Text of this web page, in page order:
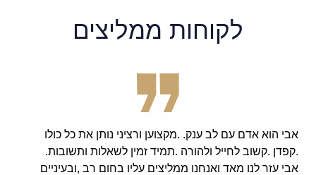
לקוחות ממליצים
את כל כולו
ותשובות.
רב ,ובעיניים
patient, and hard working
attorney Avi Finarsky, I am now
my beloved friends and family,